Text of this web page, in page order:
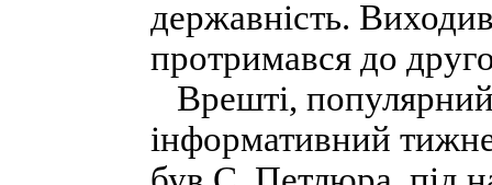
державність.
протримався до
Врешті,
інформативний